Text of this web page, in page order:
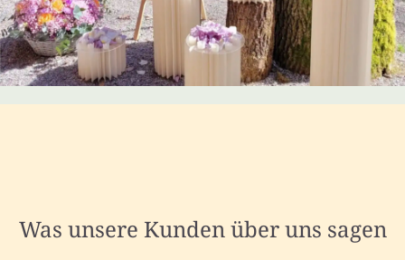
Was unsere Kunden über uns sagen